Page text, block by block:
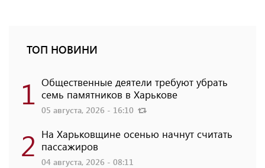
ТОП НОВИНИ
1 Общественные деятели требуют убрать
семь памятников в Харькове
05 августа, 2026 - 16:10
2 На Харьковщине осенью начнут считать
пассажиров
04 августа, 2026 - 08:11